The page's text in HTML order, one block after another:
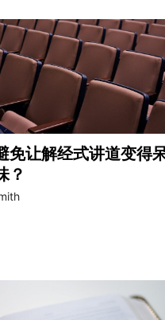
免让解经式讲道变得
？